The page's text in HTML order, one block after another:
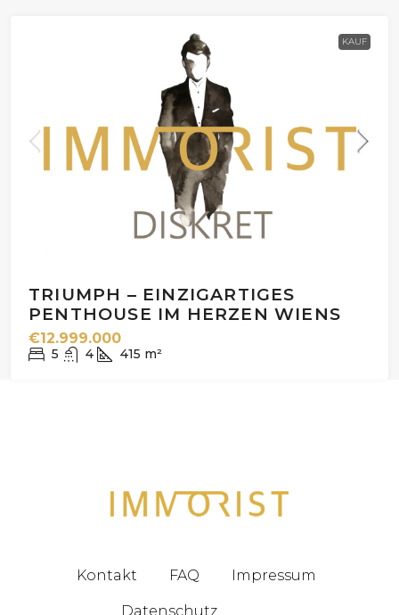
KAUF
TRIUMPH – EINZIGARTIGES
PENTHOUSE IM HERZEN WIENS
€12.999.000
5 4 415 m²
Kontakt FAQ Impressum
Datenschutz